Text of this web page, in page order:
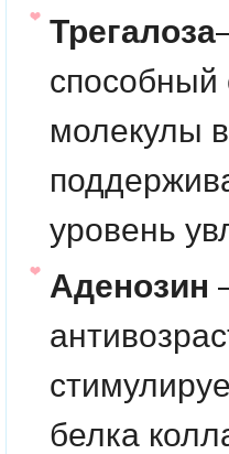
Трегалоза
способный
молекулы
уровень
Аденозин
белка